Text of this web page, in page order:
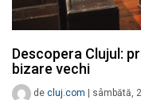
Descopera Clujul:
bizare vechi
de cluj.com sâmbătă,